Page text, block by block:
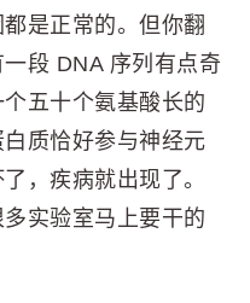
是正常的。但你翻
段 DNA 序列有点奇
五十个氨基酸长的
质恰好参与神经元
，疾病就出现了。
实验室马上要干的